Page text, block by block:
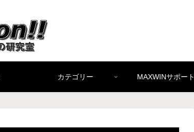
カテゴリー MAXWINサポート